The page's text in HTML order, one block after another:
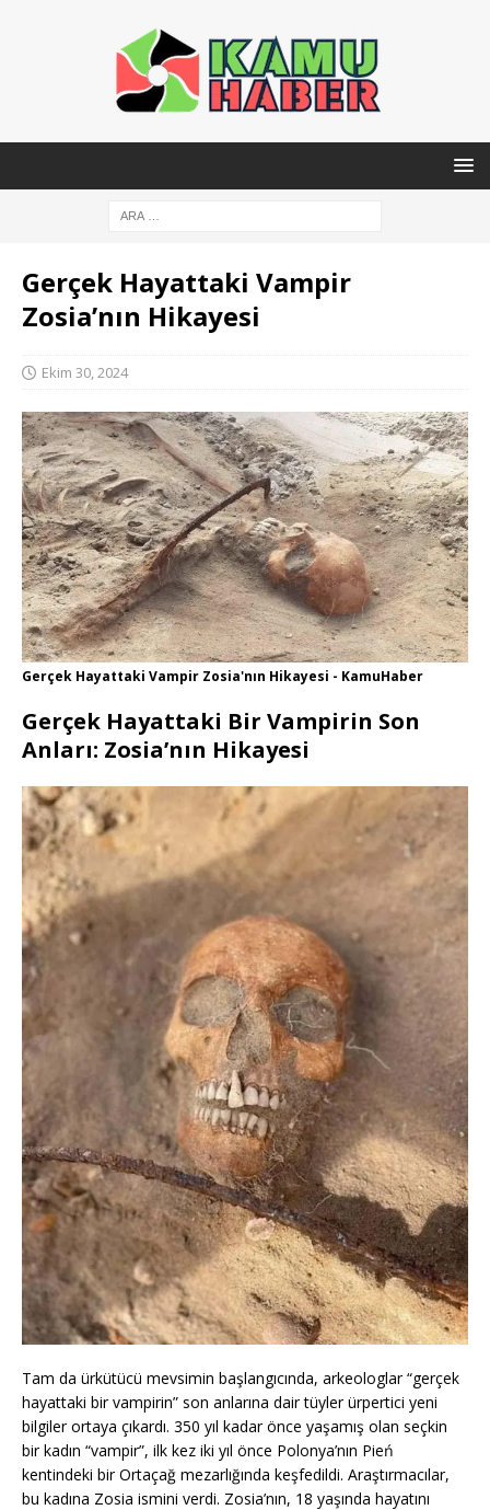
Gerçek Hayattaki Vampir
Zosia’nın Hikayesi
Ekim 30, 2024
Gerçek Hayattaki Vampir Zosia'nın Hikayesi - KamuHaber
Gerçek Hayattaki Bir Vampirin Son
Anları: Zosia’nın Hikayesi
Tam da ürkütücü mevsimin başlangıcında, arkeologlar “gerçek
hayattaki bir vampirin” son anlarına dair tüyler ürpertici yeni
bilgiler ortaya çıkardı. 350 yıl kadar önce yaşamış olan seçkin
bir kadın “vampir”, ilk kez iki yıl önce Polonya’nın Pień
kentindeki bir Ortaçağ mezarlığında keşfedildi. Araştırmacılar,
bu kadına Zosia ismini verdi. Zosia’nın, 18 yaşında hayatını